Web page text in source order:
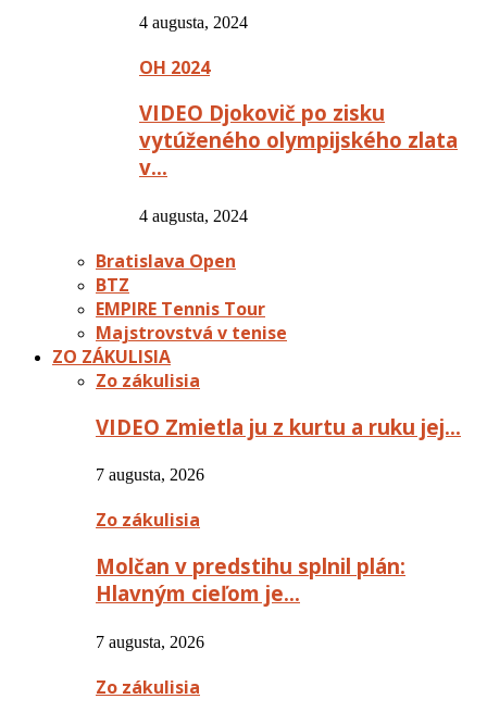
4 augusta, 2024
OH 2024
VIDEO Djokovič po zisku
vytúženého olympijského zlata
v…
4 augusta, 2024
Bratislava Open
BTZ
EMPIRE Tennis Tour
Majstrovstvá v tenise
ZO ZÁKULISIA
Zo zákulisia
VIDEO Zmietla ju z kurtu a ruku jej…
7 augusta, 2026
Zo zákulisia
Molčan v predstihu splnil plán:
Hlavným cieľom je…
7 augusta, 2026
Zo zákulisia